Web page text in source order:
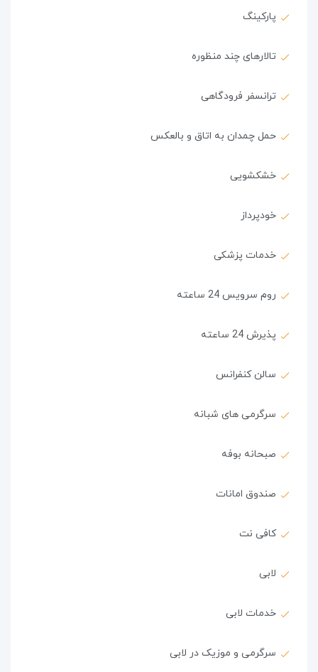
پارکینگ
تالارهای چند منظوره
ترانسفر فرودگاهی
حمل چمدان به اتاق و بالعکس
خشکشویی
خودپرداز
خدمات پزشکی
روم سرویس 24 ساعته
پذیرش 24 ساعته
سالن کنفرانس
سرگرمی های شبانه
صبحانه بوفه
صندوق امانات
کافی نت
لابی
خدمات لابی
سرگرمی و موزیک در لابی